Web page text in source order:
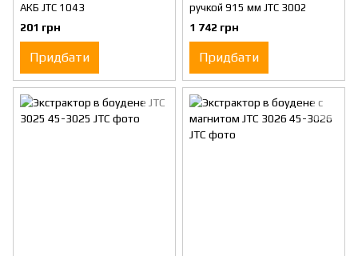
АКБ JTC 1043
201 грн
Придбати
ручкой 915 мм JTC 3002
1 742 грн
Придбати